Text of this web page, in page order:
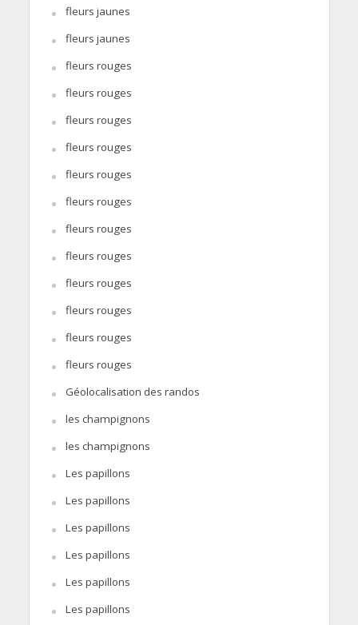
fleurs jaunes
fleurs jaunes
fleurs rouges
fleurs rouges
fleurs rouges
fleurs rouges
fleurs rouges
fleurs rouges
fleurs rouges
fleurs rouges
fleurs rouges
fleurs rouges
fleurs rouges
fleurs rouges
Géolocalisation des randos
les champignons
les champignons
Les papillons
Les papillons
Les papillons
Les papillons
Les papillons
Les papillons